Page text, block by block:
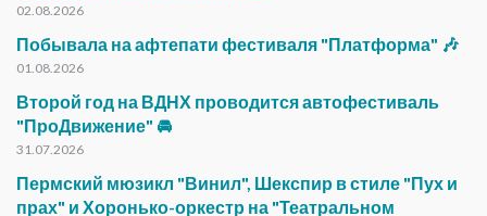
02.08.2026
Побывала на афтепати фестиваля "Платформа" 🎶
01.08.2026
Второй год на ВДНХ проводится автофестиваль
"ПроДвижение" 🚘
31.07.2026
Пермский мюзикл "Винил", Шекспир в стиле "Пух и
прах" и Хоронько-оркестр на "Театральном